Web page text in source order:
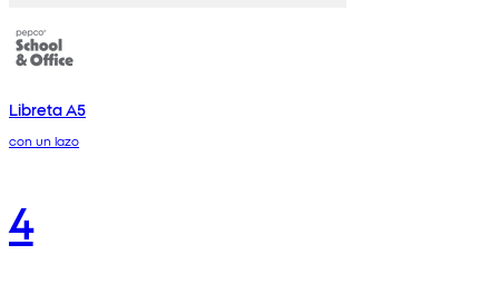
Libreta A5
con un lazo
4